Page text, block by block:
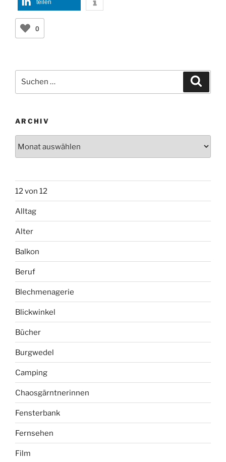
teilen
0
nach:
ARCHIV
12 von 12
Alltag
Alter
Balkon
Beruf
Blechmenagerie
Blickwinkel
Bücher
Burgwedel
Camping
Chaosgärntnerinnen
Fensterbank
Fernsehen
Film